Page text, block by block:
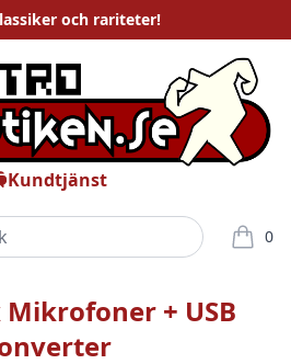
och rariteter!
Kundtjänst
0
varor i
+ USB